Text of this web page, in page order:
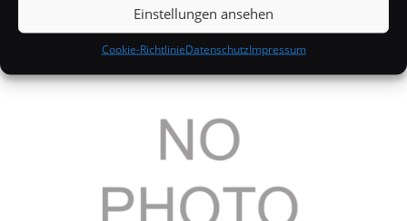
Einstellungen ansehen
Cookie-RichtlinieDatenschutzImpressum
„Opus dei“ will Da Vinci Code Produzenten
verklagen
26. Januar 2006